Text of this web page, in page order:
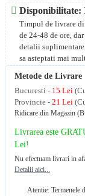
Metode de Livrare
Bucuresti - 15 Lei
Provincie - 21 Lei
Ridicare din Magazin
Livrarea este
Lei!
Nu efectuam livrari in
Detalii aici...
Atentie: Termenele
Disponibilitate:
Timpul de livrare
de 24-48 de ore,
detalii
sa asteptati mai